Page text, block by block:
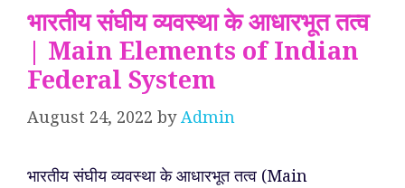
भारतीय संघीय व्यवस्था के आधारभूत तत्व
| Main Elements of Indian
Federal System
August 24, 2022 byAdmin
भारतीय संघीय व्यवस्था के आधारभूत तत्व (Main